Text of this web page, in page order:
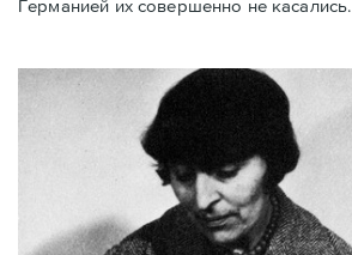
Германией их совершенно не касались.